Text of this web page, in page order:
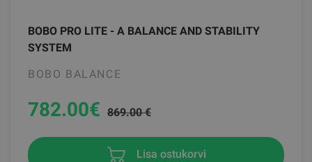
BOBO PRO LITE - A BALANCE AND STABILITY
SYSTEM
BOBO BALANCE
782.00€ 869.00 €
Lisa ostukorvi